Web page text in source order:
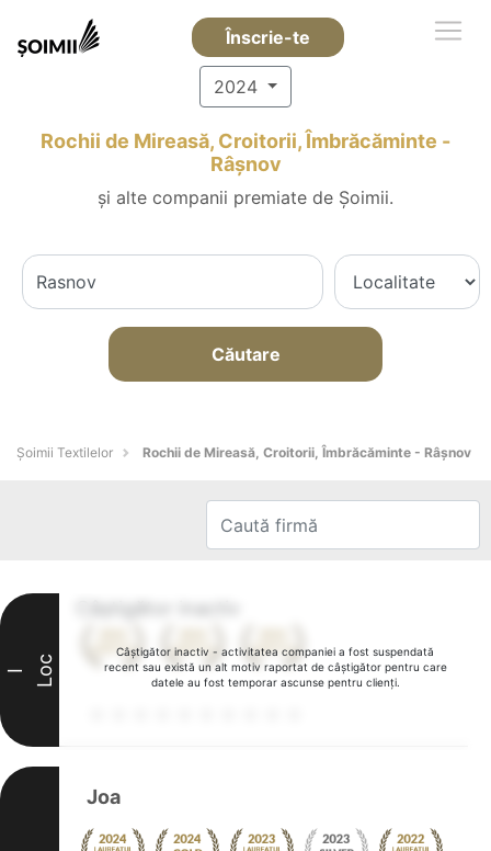
Înscrie-te
2024
Rochii de Mireasă, Croitorii, Îmbrăcăminte -
Râşnov
și alte companii premiate de Șoimii.
Căutare
Șoimii Textilelor Rochii de Mireasă, Croitorii, Îmbrăcăminte - Râşnov
Câștigător inactiv - activitatea companiei a fost suspendată
recent sau există un alt motiv raportat de câștigător pentru care
datele au fost temporar ascunse pentru clienți.
I Loc
Joa